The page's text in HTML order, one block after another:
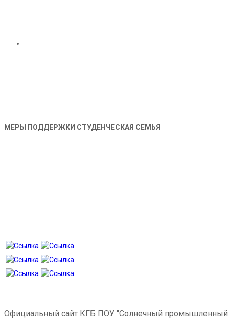
МЕРЫ ПОДДЕРЖКИ СТУДЕНЧЕСКАЯ СЕМЬЯ
Официальный сайт КГБ ПОУ "Солнечный промышленный